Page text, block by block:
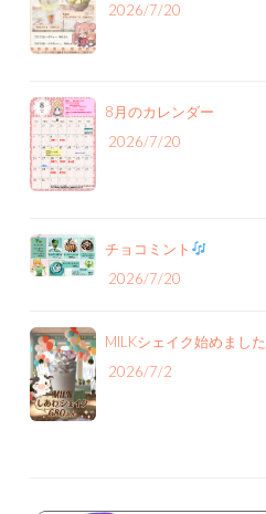
2026/7/20
8月のカレンダー
2026/7/20
チョコミント
2026/7/20
MILKシェイク始めました
2026/7/2